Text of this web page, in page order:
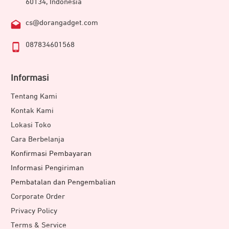
Kompatibilitas dengan Perangkat DJI
DJI RC Motion 2 kompatibel dengan beberapa drone
kamera. Adapun tipe drone yang dapat diintegrasikan
dengan kacamata khusus ini di antaranya:
DJI Mavic 3 Pro
60134, Indonesia
cs@dorangadget.com
087834601568
Informasi
Tentang Kami
Kontak Kami
Lokasi Toko
Cara Berbelanja
Konfirmasi Pembayaran
Informasi Pengiriman
Pembatalan dan Pengembalian
Corporate Order
Privacy Policy
Terms & Service